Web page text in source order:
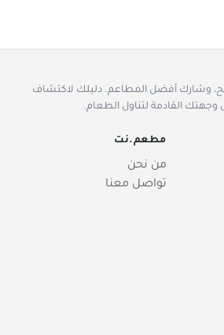
وشارك أفضل المطاعم. دليلك لاكتشاف
القادمة لتناول الطعام.
مطعم.نت
من نحن
تواصل معنا